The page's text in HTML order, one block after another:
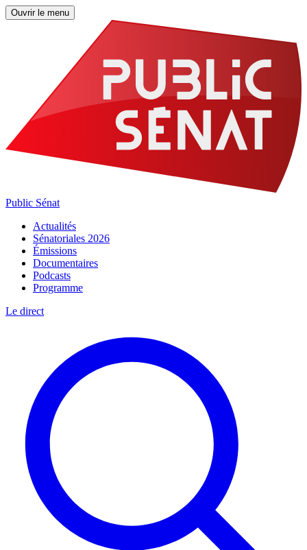
Ouvrir le menu
Public Sénat
Actualités
Sénatoriales 2026
Émissions
Documentaires
Podcasts
Programme
Le direct